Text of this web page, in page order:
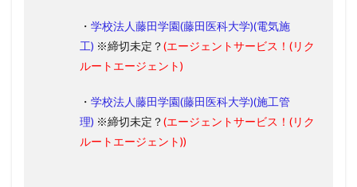
・ 学校法人藤田学園(藤田医科大学)(電気施
工) ※締切未定？(エージェントサービス！ (リク
ルートエージェント)
・ 学校法人藤田学園(藤田医科大学)(施工管
理) ※締切未定？(エージェントサービス！ (リク
ルートエージェント))